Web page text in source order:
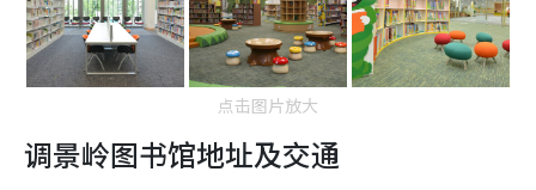
点击图片放大
调景岭图书馆地址及交通